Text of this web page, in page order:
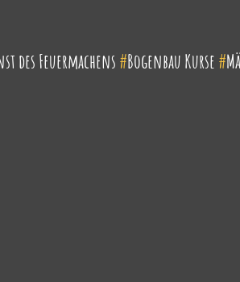
des Feuermachens #Bogenbau Kurse #